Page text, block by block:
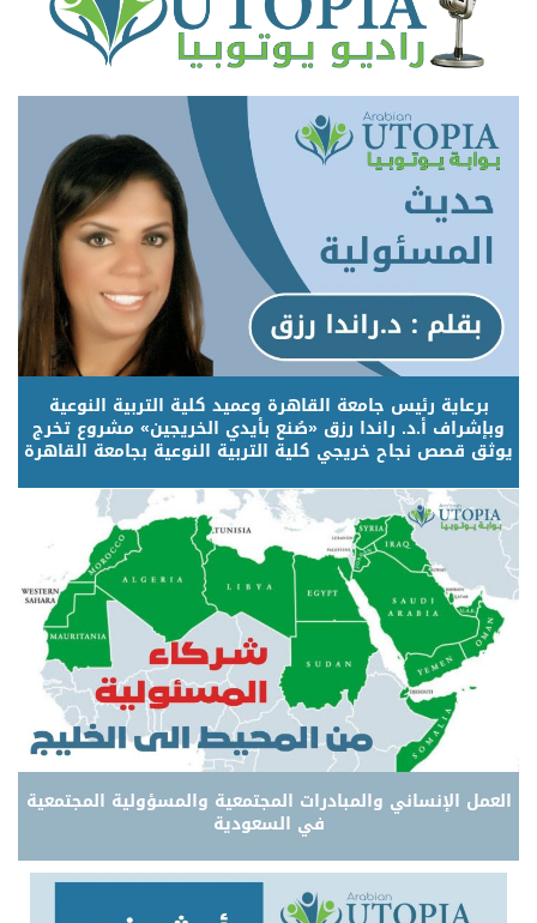
برعاية رئيس جامعة القاهرة وعميد كلية التربية النوعية
وبإشراف أ.د. راندا رزق «صُنع بأيدي الخريجين» مشروع تخرج
يوثق قصص نجاح خريجي كلية التربية النوعية بجامعة القاهرة
العمل الإنساني والمبادرات المجتمعية والمسؤولية المجتمعية
في السعودية